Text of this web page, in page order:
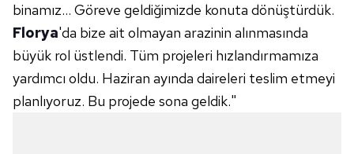
binamız... Göreve geldiğimizde konuta dönüştürdük.
Florya'da bize ait olmayan arazinin alınmasında
büyük rol üstlendi. Tüm projeleri hızlandırmamıza
yardımcı oldu. Haziran ayında daireleri teslim etmeyi
planlıyoruz. Bu projede sona geldik."